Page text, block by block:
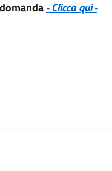
- Clicca qui -